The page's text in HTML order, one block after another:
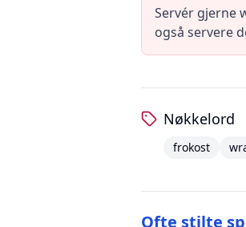
Servér gjerne
også servere
Nøkkelord
frokost
Ofte stilte